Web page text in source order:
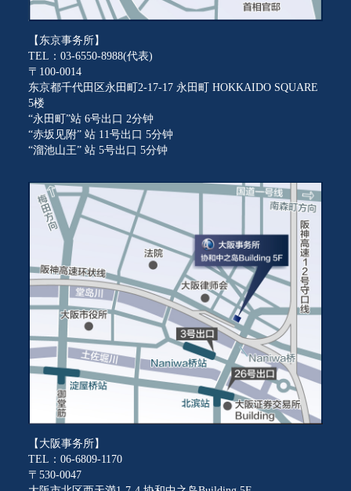
【东京事务所】
TEL：03-6550-8988(代表)
〒100-0014
东京都千代田区永田町2-17-17 永田町 HOKKAIDO SQUARE
5楼
“永田町”站 6号出口 2分钟
“赤坂见附” 站 11号出口 5分钟
“溜池山王” 站 5号出口 5分钟
【大阪事务所】
TEL：06-6809-1170
〒530-0047